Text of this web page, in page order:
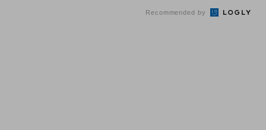
Recommended by